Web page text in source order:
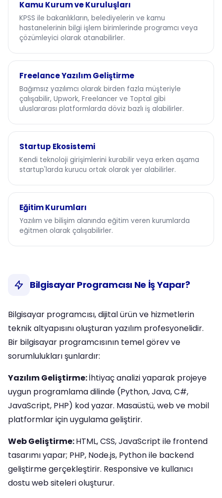
Kamu Kurum ve Kuruluşları
KPSS ile bakanlıkların, belediyelerin ve kamu
hastanelerinin bilgi işlem birimlerinde programcı veya
çözümleyici olarak atanabilirler.
Freelance Yazılım Geliştirme
Bağımsız yazılımcı olarak birden fazla müşteriyle
çalışabilir, Upwork, Freelancer ve Toptal gibi
uluslararası platformlarda döviz bazlı iş alabilirler.
Startup Ekosistemi
Kendi teknoloji girişimlerini kurabilir veya erken aşama
startup'larda kurucu ortak olarak yer alabilirler.
Eğitim Kurumları
Yazılım ve bilişim alanında eğitim veren kurumlarda
eğitmen olarak çalışabilirler.
Bilgisayar Programcısı Ne İş Yapar?
Bilgisayar programcısı, dijital ürün ve hizmetlerin
teknik altyapısını oluşturan yazılım profesyonelidir.
Bir bilgisayar programcısının temel görev ve
sorumlulukları şunlardır:
Yazılım Geliştirme:İhtiyaç analizi yaparak projeye
uygun programlama dilinde (Python, Java, C#,
JavaScript, PHP) kod yazar. Masaüstü, web ve mobil
platformlar için uygulama geliştirir.
Web Geliştirme:HTML, CSS, JavaScript ile frontend
tasarımı yapar; PHP, Node.js, Python ile backend
geliştirme gerçekleştirir. Responsive ve kullanıcı
dostu web siteleri oluşturur.